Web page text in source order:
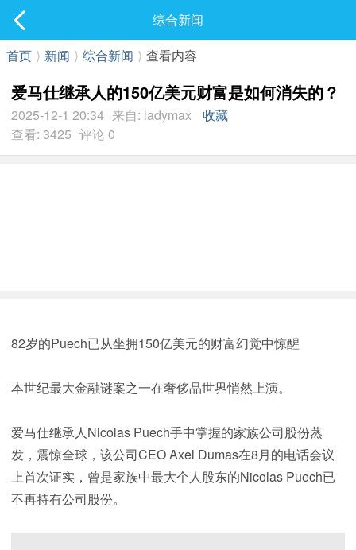
最新发表
综合新闻
首页 ⟩ 新闻 ⟩ 综合新闻 ⟩ 查看内容
爱马仕继承人的150亿美元财富是如何消失的？
2025-12-1 20:34 来自: ladymax
收藏
查看: 3425 评论 0
82岁的Puech已从坐拥150亿美元的财富幻觉中惊醒
本世纪最大金融谜案之一在奢侈品世界悄然上演。
爱马仕继承人Nicolas Puech手中掌握的家族公司股份蒸
发，震惊全球，该公司CEO Axel Dumas在8月的电话会议
上首次证实，曾是家族中最大个人股东的Nicolas Puech已
不再持有公司股份。